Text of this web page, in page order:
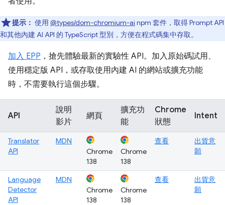
提示： 使用 @types/dom-chromium-ai npm 套件，取得 Prompt API
和其他內建 AI API 的 TypeScript 型別，方便在程式碼集中存取。
加入 EPP ，搶先體驗最新的實驗性 API。加入原始碼試用、
使用穩定版 API，或存取使用內建 AI 的網站或擴充功能
時，不需要執行這個步驟。
API
說明
影片
網頁
擴充功
能
Chrome
狀態
Intent
Translator
API
MDN
Chrome
138
Chrome
138
查看
出貨意
願
Language
Detector
API
MDN
Chrome
138
Chrome
138
查看
出貨意
願